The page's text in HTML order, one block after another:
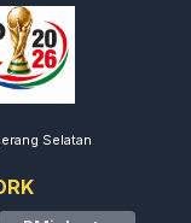
Selatan